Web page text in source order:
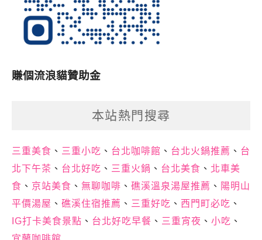
賺個流浪貓贊助金
本站熱門搜尋
三重美食 、 三重小吃 、 台北咖啡館 、 台北火鍋推薦 、 台
北下午茶 、 台北好吃 、 三重火鍋 、 台北美食 、 北車美
食 、 京站美食 、 無聊咖啡 、 礁溪溫泉湯屋推薦 、 陽明山
平價湯屋 、 礁溪住宿推薦 、 三重好吃 、 西門町必吃 、
IG打卡美食景點 、 台北好吃早餐 、 三重宵夜 、 小吃 、